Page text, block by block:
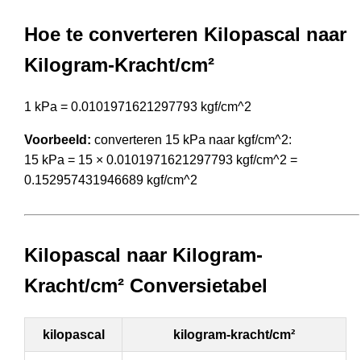
Hoe te converteren Kilopascal naar
Kilogram-Kracht/cm²
1 kPa = 0.0101971621297793 kgf/cm^2
Voorbeeld: converteren 15 kPa naar kgf/cm^2:
15 kPa = 15 × 0.0101971621297793 kgf/cm^2 =
0.152957431946689 kgf/cm^2
Kilopascal naar Kilogram-
Kracht/cm² Conversietabel
kilopascal kilogram-kracht/cm²